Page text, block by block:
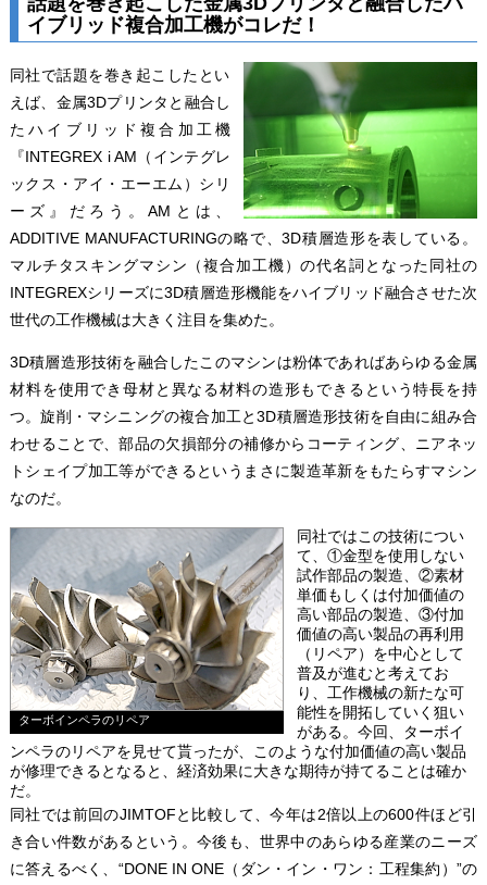
イブリッド複合加工機がコレだ！
同社で話題を巻き起こしたとい
えば、金属3Dプリンタと融合し
たハイブリッド複合加工機
『INTEGREX i AM（インテグレ
ックス・アイ・エーエム）シリ
ーズ』だろう。AMとは、
ADDITIVE MANUFACTURINGの略で、3D積層造形を表している。
マルチタスキングマシン（複合加工機）の代名詞となった同社の
INTEGREXシリーズに3D積層造形機能をハイブリッド融合させた次
世代の工作機械は大きく注目を集めた。
3D積層造形技術を融合したこのマシンは粉体であればあらゆる金属
材料を使用でき母材と異なる材料の造形もできるという特長を持
つ。旋削・マシニングの複合加工と3D積層造形技術を自由に組み合
わせることで、部品の欠損部分の補修からコーティング、ニアネッ
トシェイプ加工等ができるというまさに製造革新をもたらすマシン
なのだ。
ターボインペラのリペア
同社ではこの技術につい
て、①金型を使用しない
試作部品の製造、②素材
単価もしくは付加価値の
高い部品の製造、③付加
価値の高い製品の再利用
（リペア）を中心として
普及が進むと考えてお
り、工作機械の新たな可
能性を開拓していく狙い
がある。今回、ターボイ
ンペラのリペアを見せて貰ったが、このような付加価値の高い製品
が修理できるとなると、経済効果に大きな期待が持てることは確か
だ。
同社では前回のJIMTOFと比較して、今年は2倍以上の600件ほど引
き合い件数があるという。今後も、世界中のあらゆる産業のニーズ
に答えるべく、“DONE IN ONE（ダン・イン・ワン：工程集約）”の